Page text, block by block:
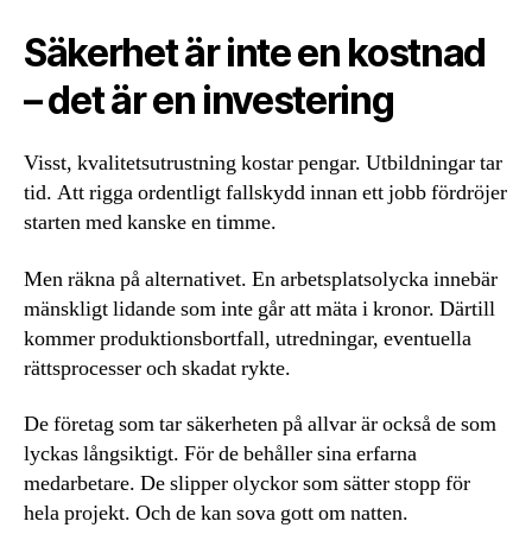
Säkerhet är inte en kostnad
– det är en investering
Visst, kvalitetsutrustning kostar pengar. Utbildningar tar
tid. Att rigga ordentligt fallskydd innan ett jobb fördröjer
starten med kanske en timme.
Men räkna på alternativet. En arbetsplatsolycka innebär
mänskligt lidande som inte går att mäta i kronor. Därtill
kommer produktionsbortfall, utredningar, eventuella
rättsprocesser och skadat rykte.
De företag som tar säkerheten på allvar är också de som
lyckas långsiktigt. För de behåller sina erfarna
medarbetare. De slipper olyckor som sätter stopp för
hela projekt. Och de kan sova gott om natten.